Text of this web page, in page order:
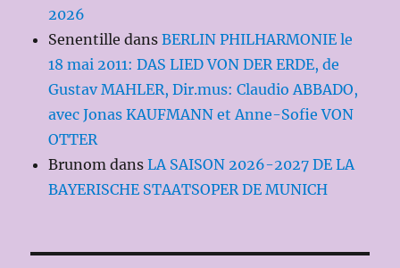
2026
Senentille dansBERLIN PHILHARMONIE le
18 mai 2011: DAS LIED VON DER ERDE, de
Gustav MAHLER, Dir.mus: Claudio ABBADO,
avec Jonas KAUFMANN et Anne-Sofie VON
OTTER
Brunom dansLA SAISON 2026-2027 DE LA
BAYERISCHE STAATSOPER DE MUNICH